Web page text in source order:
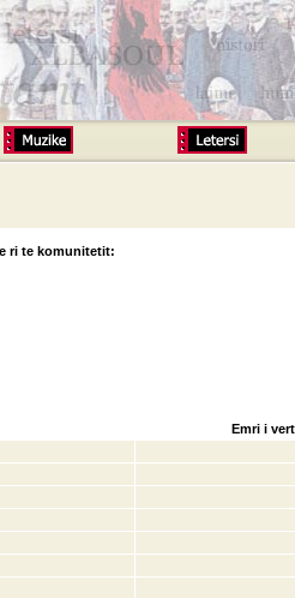
ri te komunitetit:
Emri i